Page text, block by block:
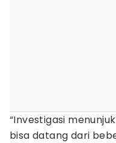
“Investigasi
bisa datang dari